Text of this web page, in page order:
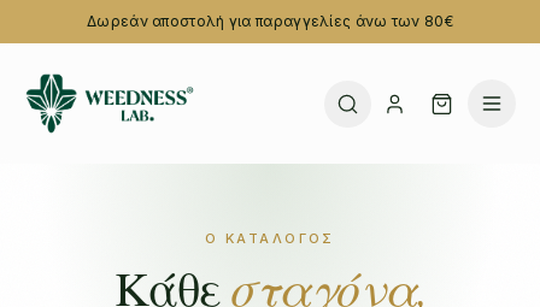
Δωρεάν αποστολή για παραγγελίες άνω των 80€
Ο ΚΑΤΆΛΟΓΟΣ
Κάθεσταγόνα,